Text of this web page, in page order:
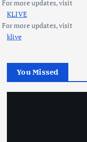
For more updates, visit
KLIVE
For more updates, visit
klive
You Missed